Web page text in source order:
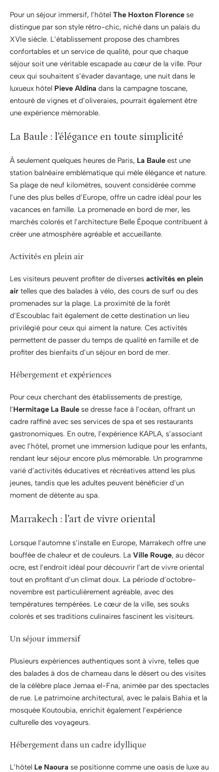
Pour un séjour immersif, l’hôtel The Hoxton Florence se
distingue par son style rétro-chic, niché dans un palais du
XVIe siècle. L’établissement propose des chambres
confortables et un service de qualité, pour que chaque
séjour soit une véritable escapade au cœur de la ville. Pour
ceux qui souhaitent s’évader davantage, une nuit dans le
luxueux hôtel Pieve Aldina dans la campagne toscane,
entouré de vignes et d’oliveraies, pourrait également être
une expérience mémorable.
La Baule : l’élégance en toute simplicité
À seulement quelques heures de Paris, La Baule est une
station balnéaire emblématique qui mêle élégance et nature.
Sa plage de neuf kilomètres, souvent considérée comme
l’une des plus belles d’Europe, offre un cadre idéal pour les
vacances en famille. La promenade en bord de mer, les
marchés colorés et l’architecture Belle Époque contribuent à
créer une atmosphère agréable et accueillante.
Activités en plein air
Les visiteurs peuvent profiter de diverses activités en plein
air telles que des balades à vélo, des cours de surf ou des
promenades sur la plage. La proximité de la forêt
d’Escoublac fait également de cette destination un lieu
privilégié pour ceux qui aiment la nature. Ces activités
permettent de passer du temps de qualité en famille et de
profiter des bienfaits d’un séjour en bord de mer.
Hébergement et expériences
Pour ceux cherchant des établissements de prestige,
l’Hermitage La Baule se dresse face à l’océan, offrant un
cadre raffiné avec ses services de spa et ses restaurants
gastronomiques. En outre, l’expérience KAPLA, s’associant
avec l’hôtel, promet une immersion ludique pour les enfants,
rendant leur séjour encore plus mémorable. Un programme
varié d’activités éducatives et récréatives attend les plus
jeunes, tandis que les adultes peuvent bénéficier d’un
moment de détente au spa.
Marrakech : l’art de vivre oriental
Lorsque l’automne s’installe en Europe, Marrakech offre une
bouffée de chaleur et de couleurs. La Ville Rouge, au décor
ocre, est l’endroit idéal pour découvrir l’art de vivre oriental
tout en profitant d’un climat doux. La période d’octobre-
novembre est particulièrement agréable, avec des
températures tempérées. Le cœur de la ville, ses souks
colorés et ses traditions culinaires fascinent les visiteurs.
Un séjour immersif
Plusieurs expériences authentiques sont à vivre, telles que
des balades à dos de chameau dans le désert ou des visites
de la célèbre place Jemaa el-Fna, animée par des spectacles
de rue. Le patrimoine architectural, avec le palais Bahia et la
mosquée Koutoubia, enrichit également l’expérience
culturelle des voyageurs.
Hébergement dans un cadre idyllique
L’hôtel Le Naoura se positionne comme une oasis de luxe au